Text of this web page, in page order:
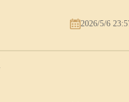
2026/5/6